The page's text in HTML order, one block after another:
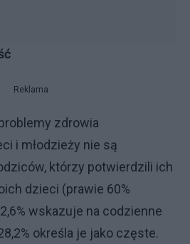
Reklama
zdrowia
i młodzieży nie są
którzy potwierdzili ich
dzieci (prawie 60%
wskazuje na codzienne
określa je jako częste.